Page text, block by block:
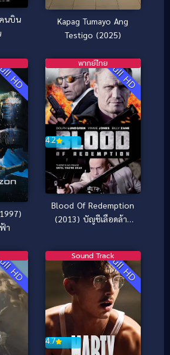
นบิน
Kapag Tumayo Ang
Testigo (2025)
HD
า
Full HD
4.2
พากย์ไทย
Blood Of Redemption
(2013) บัญชีเลือดล้าง
HD Full HD
4.7
Sound Track